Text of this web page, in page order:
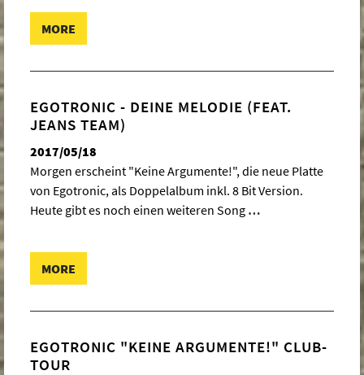
MORE
EGOTRONIC - DEINE MELODIE (FEAT.
JEANS TEAM)
2017/05/18
Morgen erscheint "Keine Argumente!", die neue Platte
von Egotronic, als Doppelalbum inkl. 8 Bit Version.
Heute gibt es noch einen weiteren Song …
MORE
EGOTRONIC "KEINE ARGUMENTE!" CLUB-
TOUR